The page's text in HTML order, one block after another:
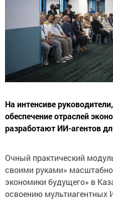
На интенсиве
обеспечение отраслей
разработают ИИ-агентов
Очный практический
своими руками»
экономики будущего» в
освоению мультиагентных